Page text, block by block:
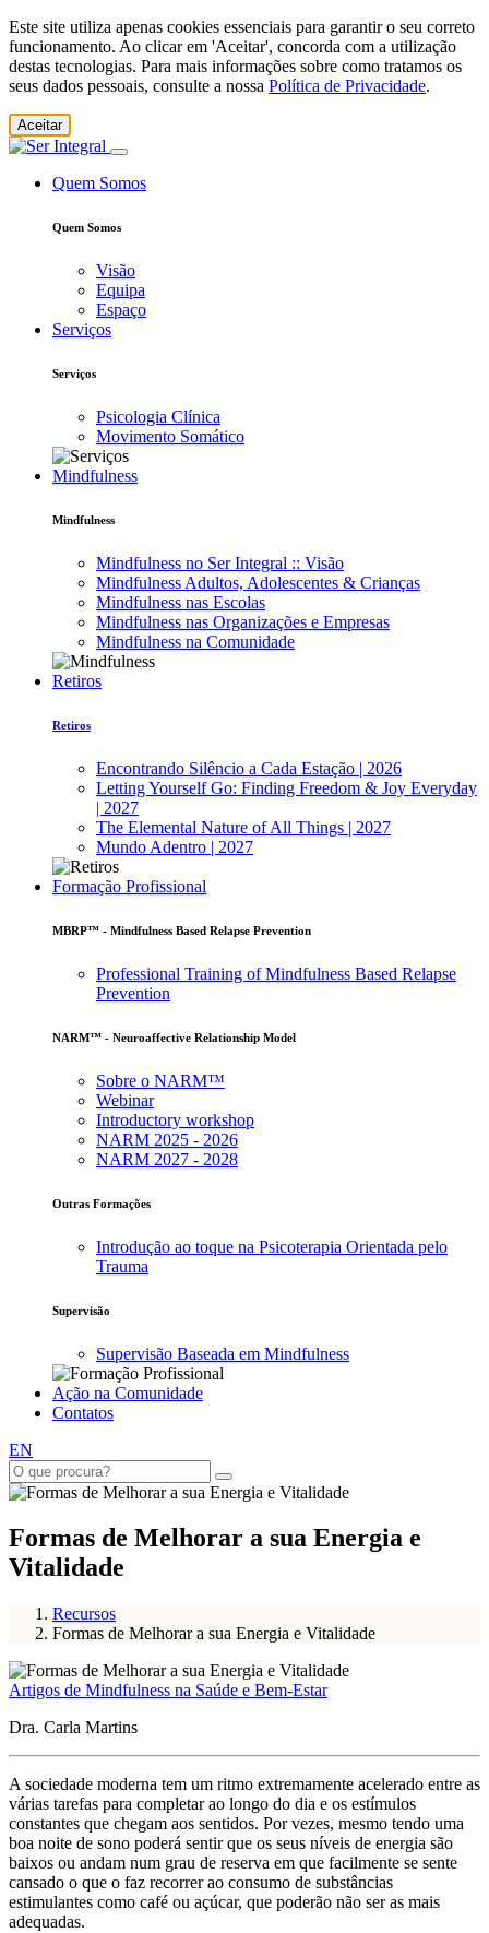
Este site utiliza apenas cookies essenciais para garantir o seu correto
funcionamento. Ao clicar em 'Aceitar', concorda com a utilização
destas tecnologias. Para mais informações sobre como tratamos os
seus dados pessoais, consulte a nossa Política de Privacidade.
Aceitar
Quem Somos
Quem Somos
Visão
Equipa
Espaço
Serviços
Serviços
Psicologia Clínica
Movimento Somático
Mindfulness
Mindfulness
Mindfulness no Ser Integral :: Visão
Mindfulness Adultos, Adolescentes & Crianças
Mindfulness nas Escolas
Mindfulness nas Organizações e Empresas
Mindfulness na Comunidade
Retiros
Retiros
Encontrando Silêncio a Cada Estação | 2026
Letting Yourself Go: Finding Freedom & Joy Everyday
| 2027
The Elemental Nature of All Things | 2027
Mundo Adentro | 2027
Formação Profissional
MBRP™ - Mindfulness Based Relapse Prevention
Professional Training of Mindfulness Based Relapse
Prevention
NARM™ - Neuroaffective Relationship Model
Sobre o NARM™
Webinar
Introductory workshop
NARM 2025 - 2026
NARM 2027 - 2028
Outras Formações
Introdução ao toque na Psicoterapia Orientada pelo
Trauma
Supervisão
Supervisão Baseada em Mindfulness
Ação na Comunidade
Contatos
EN
Formas de Melhorar a sua Energia e
Vitalidade
Recursos
Formas de Melhorar a sua Energia e Vitalidade
Artigos de Mindfulness na Saúde e Bem-Estar
Dra. Carla Martins
A sociedade moderna tem um ritmo extremamente acelerado entre as
várias tarefas para completar ao longo do dia e os estímulos
constantes que chegam aos sentidos. Por vezes, mesmo tendo uma
boa noite de sono poderá sentir que os seus níveis de energia são
baixos ou andam num grau de reserva em que facilmente se sente
cansado o que o faz recorrer ao consumo de substâncias
estimulantes como café ou açúcar, que poderão não ser as mais
adequadas.